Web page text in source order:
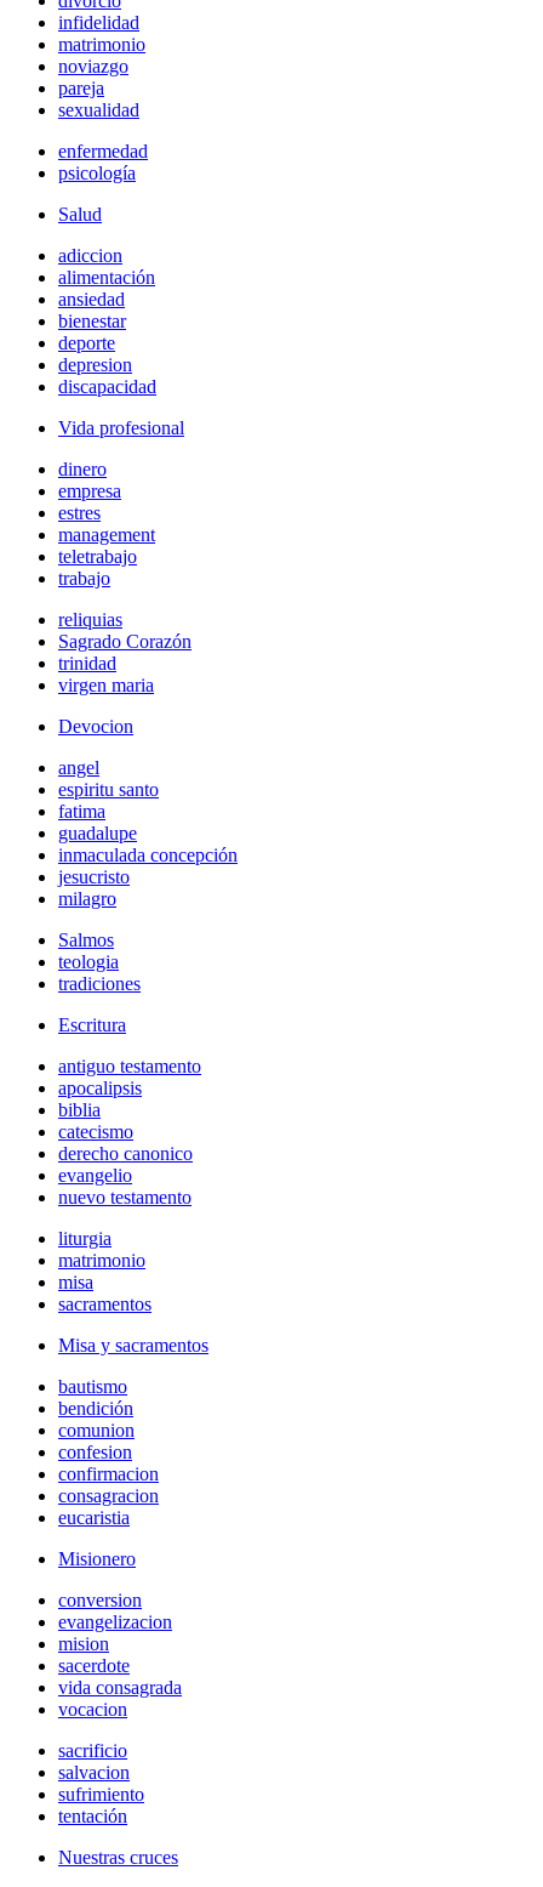
infidelidad
matrimonio
noviazgo
pareja
sexualidad
enfermedad
psicología
Salud
adiccion
alimentación
ansiedad
bienestar
deporte
depresion
discapacidad
Vida profesional
dinero
empresa
estres
management
teletrabajo
trabajo
reliquias
Sagrado Corazón
trinidad
virgen maria
Devocion
angel
espiritu santo
fatima
guadalupe
inmaculada concepción
jesucristo
milagro
Salmos
teologia
tradiciones
Escritura
antiguo testamento
apocalipsis
biblia
catecismo
derecho canonico
evangelio
nuevo testamento
liturgia
matrimonio
misa
sacramentos
Misa y sacramentos
bautismo
bendición
comunion
confesion
confirmacion
consagracion
eucaristia
Misionero
conversion
evangelizacion
mision
sacerdote
vida consagrada
vocacion
sacrificio
salvacion
sufrimiento
tentación
Nuestras cruces